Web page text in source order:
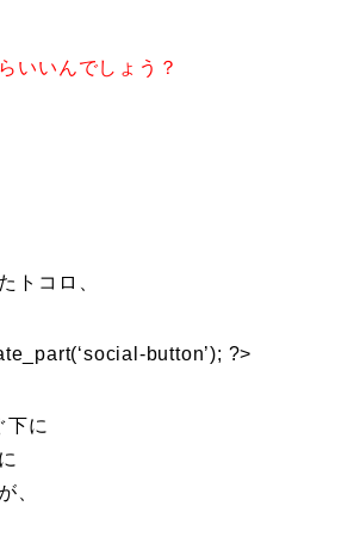
いいんでしょう？
トコロ、
button’); ?>
下に
、